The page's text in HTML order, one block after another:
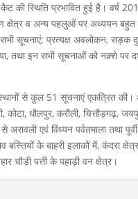
की स्थिति प्रभावित हुई है। वर्ष
व अन्य पहलुओं पर अध्ययन बहुत
सूचनाएं; प्रत्यक्ष अवलोकन, सड़क
तथा इन सभी सूचनाओं को नक़्शे पर
से कुल 51 सूचनाएं एकत्रित की।
धौलपुर, करौली, चित्तौड़गढ़,
एवं विंध्यन पर्वतमाला तथा
बस्तियों के बाहरी इलाकों में, कंदरा
चौड़ी पत्ती के पहाड़ी वन क्षेत्र।